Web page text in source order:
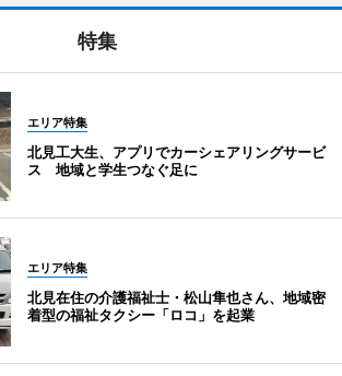
特集
エリア特集
北見工大生、アプリでカーシェアリングサービ
ス 地域と学生つなぐ足に
エリア特集
北見在住の介護福祉士・松山隼也さん、地域密
着型の福祉タクシー「ロコ」を起業